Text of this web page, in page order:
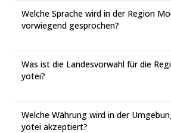
Welche Sprache wird in der Region
vorwiegend gesprochen?
Was ist die Landesvorwahl für die
yotei?
Welche Währung wird in der
yotei akzeptiert?